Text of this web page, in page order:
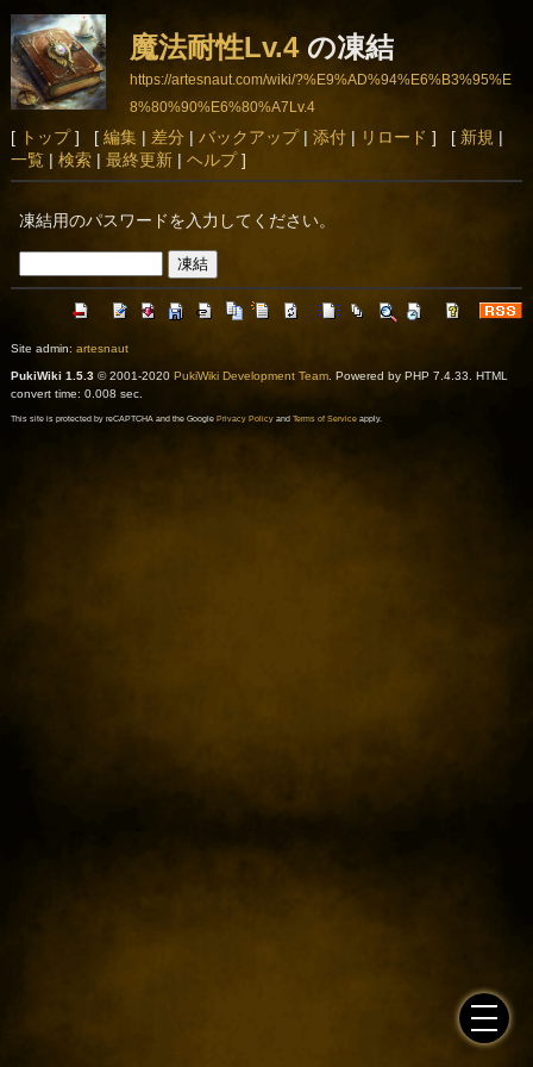
魔法耐性Lv.4の凍結
https://artesnaut.com/wiki/?%E9%AD%94%E6%B3%95%E
8%80%90%E6%80%A7Lv.4
[ トップ] [ 編集| 差分 | バックアップ| 添付| リロード ] [ 新規 |
一覧| 検索| 最終更新| ヘルプ]
凍結用のパスワードを入力してください。
Site admin: artesnaut
PukiWiki 1.5.3© 2001-2020 PukiWiki Development Team. Powered by PHP 7.4.33. HTML
convert time: 0.008 sec.
This site is protected by reCAPTCHA and the Google Privacy Policyand Terms of Serviceapply.